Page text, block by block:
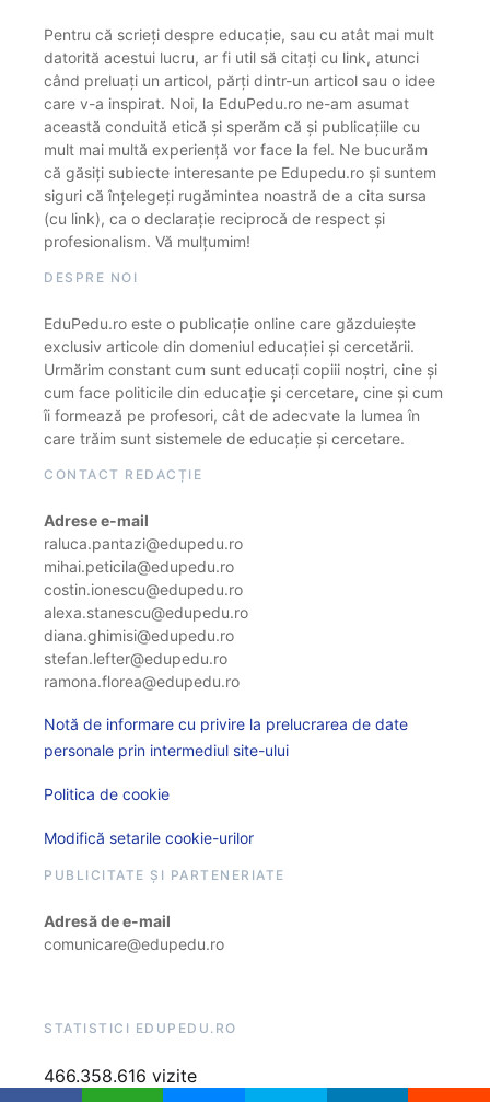
Pentru că scrieți despre educație, sau cu atât mai mult
datorită acestui lucru, ar fi util să citați cu link, atunci
când preluați un articol, părți dintr-un articol sau o idee
care v-a inspirat. Noi, la EduPedu.ro ne-am asumat
această conduită etică și sperăm că și publicațiile cu
mult mai multă experiență vor face la fel. Ne bucurăm
că găsiți subiecte interesante pe Edupedu.ro și suntem
siguri că înțelegeți rugămintea noastră de a cita sursa
(cu link), ca o declarație reciprocă de respect și
profesionalism. Vă mulțumim!
DESPRE NOI
EduPedu.ro este o publicație online care găzduiește
exclusiv articole din domeniul educației și cercetării.
Urmărim constant cum sunt educați copiii noștri, cine și
cum face politicile din educație și cercetare, cine și cum
îi formează pe profesori, cât de adecvate la lumea în
care trăim sunt sistemele de educație și cercetare.
CONTACT REDACȚIE
Adrese e-mail
raluca.pantazi@edupedu.ro
mihai.peticila@edupedu.ro
costin.ionescu@edupedu.ro
alexa.stanescu@edupedu.ro
diana.ghimisi@edupedu.ro
stefan.lefter@edupedu.ro
ramona.florea@edupedu.ro
Notă de informare cu privire la prelucrarea de date
personale prin intermediul site-ului
Politica de cookie
Modifică setarile cookie-urilor
PUBLICITATE ȘI PARTENERIATE
Adresă de e-mail
comunicare@edupedu.ro
STATISTICI EDUPEDU.RO
466.358.616 vizite